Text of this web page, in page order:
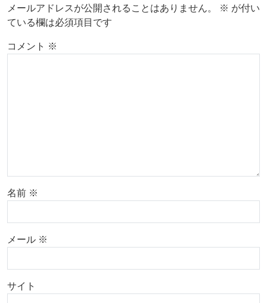
メールアドレスが公開されることはありません。 ※ が付い
ている欄は必須項目です
コメント ※
名前 ※
メール ※
サイト